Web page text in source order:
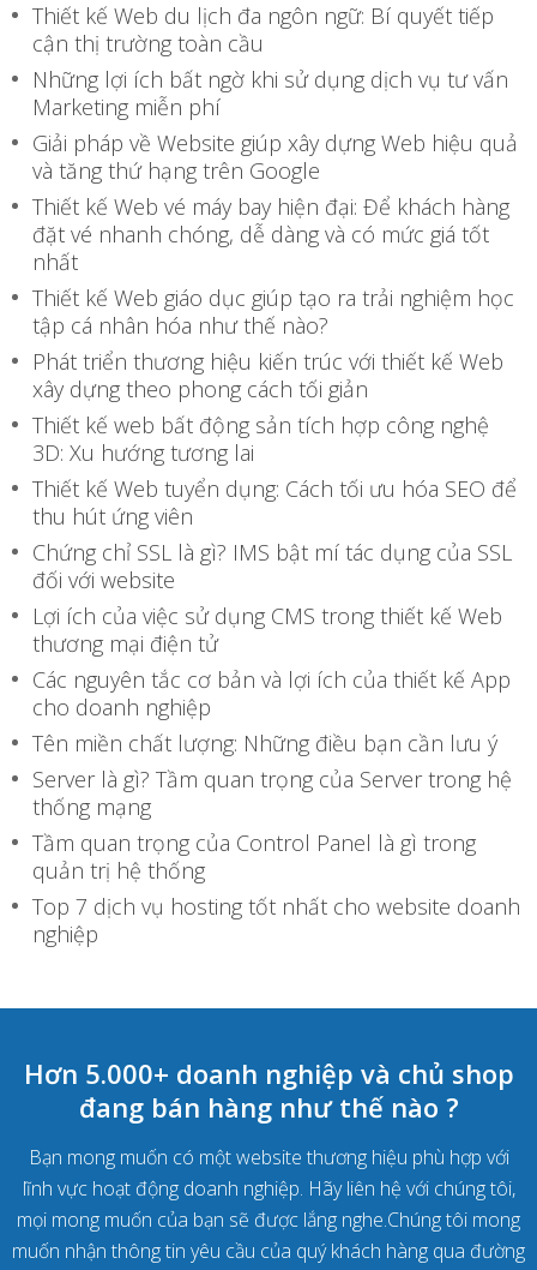
Thiết kế Web du lịch đa ngôn ngữ: Bí quyết tiếp
cận thị trường toàn cầu
Những lợi ích bất ngờ khi sử dụng dịch vụ tư vấn
Marketing miễn phí
Giải pháp về Website giúp xây dựng Web hiệu quả
và tăng thứ hạng trên Google
Thiết kế Web vé máy bay hiện đại: Để khách hàng
đặt vé nhanh chóng, dễ dàng và có mức giá tốt
nhất
Thiết kế Web giáo dục giúp tạo ra trải nghiệm học
tập cá nhân hóa như thế nào?
Phát triển thương hiệu kiến trúc với thiết kế Web
xây dựng theo phong cách tối giản
Thiết kế web bất động sản tích hợp công nghệ
3D: Xu hướng tương lai
Thiết kế Web tuyển dụng: Cách tối ưu hóa SEO để
thu hút ứng viên
Chứng chỉ SSL là gì? IMS bật mí tác dụng của SSL
đối với website
Lợi ích của việc sử dụng CMS trong thiết kế Web
thương mại điện tử
Các nguyên tắc cơ bản và lợi ích của thiết kế App
cho doanh nghiệp
Tên miền chất lượng: Những điều bạn cần lưu ý
Server là gì? Tầm quan trọng của Server trong hệ
thống mạng
Tầm quan trọng của Control Panel là gì trong
quản trị hệ thống
Top 7 dịch vụ hosting tốt nhất cho website doanh
nghiệp
Hơn 5.000+ doanh nghiệp và chủ shop
đang bán hàng như thế nào ?
Bạn mong muốn có một website thương hiệu phù hợp với
lĩnh vực hoạt động doanh nghiệp. Hãy liên hệ với chúng tôi,
mọi mong muốn của bạn sẽ được lắng nghe.Chúng tôi mong
muốn nhận thông tin yêu cầu của quý khách hàng qua đường